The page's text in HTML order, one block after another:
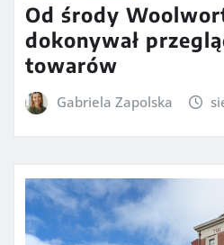
Od środy
dokonywał
towarów
Gabriela Zapolska